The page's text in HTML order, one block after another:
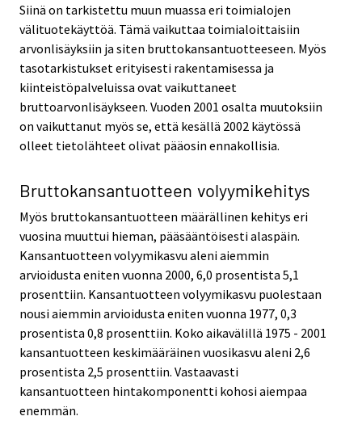
Siinä on tarkistettu muun muassa eri toimialojen
välituotekäyttöä. Tämä vaikuttaa toimialoittaisiin
arvonlisäyksiin ja siten bruttokansantuotteeseen. Myös
tasotarkistukset erityisesti rakentamisessa ja
kiinteistöpalveluissa ovat vaikuttaneet
bruttoarvonlisäykseen. Vuoden 2001 osalta muutoksiin
on vaikuttanut myös se, että kesällä 2002 käytössä
olleet tietolähteet olivat pääosin ennakollisia.
Bruttokansantuotteen volyymikehitys
Myös bruttokansantuotteen määrällinen kehitys eri
vuosina muuttui hieman, pääsääntöisesti alaspäin.
Kansantuotteen volyymikasvu aleni aiemmin
arvioidusta eniten vuonna 2000, 6,0 prosentista 5,1
prosenttiin. Kansantuotteen volyymikasvu puolestaan
nousi aiemmin arvioidusta eniten vuonna 1977, 0,3
prosentista 0,8 prosenttiin. Koko aikavälillä 1975 - 2001
kansantuotteen keskimääräinen vuosikasvu aleni 2,6
prosentista 2,5 prosenttiin. Vastaavasti
kansantuotteen hintakomponentti kohosi aiempaa
enemmän.